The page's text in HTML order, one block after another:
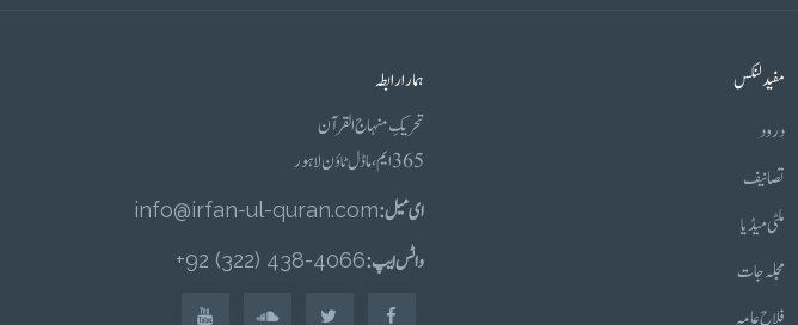
مفید لنکس
درود
تصانیف
ملٹی میڈیا
مجلہ جات
فلاح عامہ
ہمارا رابطہ
تحریکِ منہاج القرآن
365 ایم، ماڈل ٹاؤن لاہور
ای میل :info@irfan-ul-quran.com
واٹس ایپ :4066-438 (322) 92+